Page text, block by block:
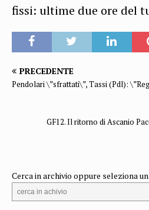
fissi: ultime due ore del
PRECEDENTE
Pendolari \”sfrattati\”, Tassi (Pdl):
GF12. Il ritorno di Ascanio
Cerca in archivio oppure seleziona